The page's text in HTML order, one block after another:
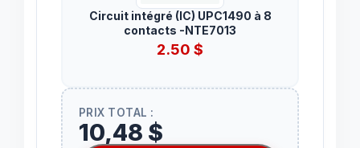
Circuit intégré (IC) UPC1490 à 8
contacts -NTE7013
2.50 $
PRIX TOTAL :
10,48 $